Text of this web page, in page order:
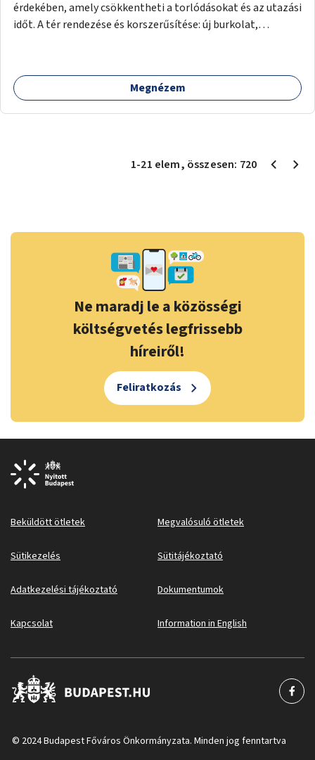
érdekében, amely csökkentheti a torlódásokat és az utazási
időt. A tér rendezése és korszerűsítése: új burkolat,
időznek.
Megnézem
1-21 elem, összesen: 720
Ne maradj le a közösségi
költségvetés legfrissebb
híreiről!
Feliratkozás
Beküldött ötletek Megvalósuló ötletek
Sütikezelés Sütitájékoztató
Adatkezelési tájékoztató Dokumentumok
Kapcsolat Information in English
© 2024 Budapest Főváros Önkormányzata. Minden jog fenntartva